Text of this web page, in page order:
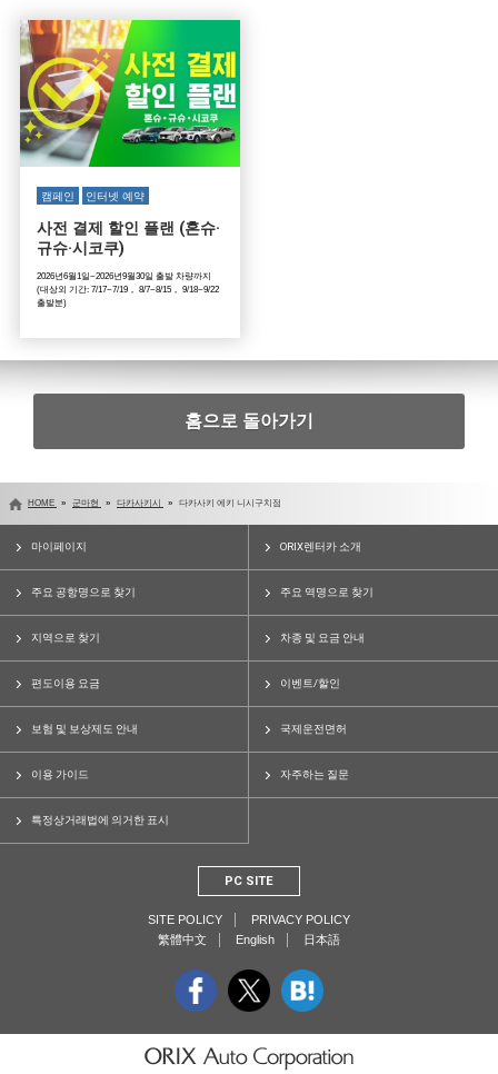
캠페인 인터넷 예약
사전 결제 할인 플랜 (혼슈·
규슈·시코쿠)
2026년6월1일~2026년9월30일 출발 차량까지
(대상외 기간: 7/17~7/19， 8/7~8/15， 9/18~9/22
출발분)
홈으로 돌아가기
HOME 군마현 다카사키시 다카사키 에키 니시구치점
마이페이지 ORIX렌터카 소개
주요 공항명으로 찾기 주요 역명으로 찾기
지역으로 찾기 차종 및 요금 안내
편도이용 요금 이벤트/할인
보험 및 보상제도 안내 국제운전면허
이용 가이드 자주하는 질문
특정상거래법에 의거한 표시
PC SITE
SITE POLICY
PRIVACY POLICY
繁體中文
English 日本語